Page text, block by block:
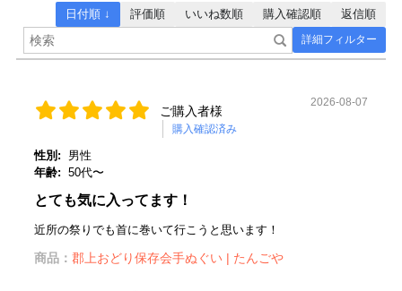
詳細フィルター
日付順 ↓ 評価順 いいね数順 購入確認順 返信順
ご購入者様
購入確認済み
2026-08-07
性別:
男性
年齢: 50代〜
とても気に入ってます！
近所の祭りでも首に巻いて行こうと思います！
商品： 郡上おどり保存会手ぬぐい | たんごや